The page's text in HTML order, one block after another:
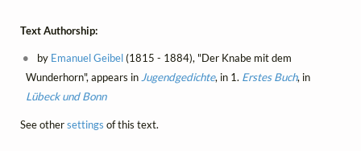
Text Authorship:
by Emanuel Geibel(1815 - 1884), "Der Knabe mit dem
Wunderhorn", appears inJugendgedichte, in 1. Erstes Buch, in
Lübeck und Bonn
See othersettings of this text.